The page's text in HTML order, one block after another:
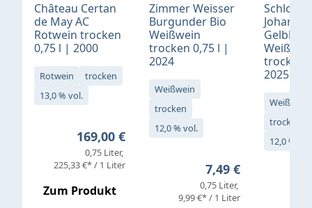
Château Certan
de May AC
Rotwein trocken
0,75 l | 2000
Rotwein
trocken
13,0 % vol.
Regulärer Preis:
169,00 €
0,75 Liter
225,33 €* / 1 Liter
Zum Produkt
Zimmer Weisser
Burgunder Bio
Weißwein
trocken 0,75 l |
2024
Weißwein
trocken
12,0 % vol.
Regulärer Preis:
7,49 €
0,75 Liter
9,99 €* / 1 Liter
Schloß
Gelblack
trocken
2025
Weißwein
trocken
12,0 % vol.